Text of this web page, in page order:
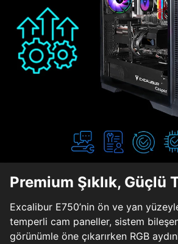
Premium Şıklık, Güçlü
Excalibur E750’nin ön ve yan
temperli cam paneller, sistem
görünümle öne çıkarırken RGB